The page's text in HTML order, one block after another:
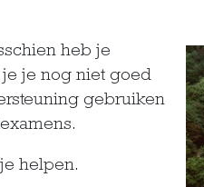
heb je
je nog niet goed
gebruiken
helpen.